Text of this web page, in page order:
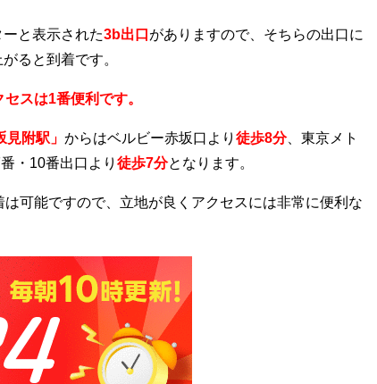
と表示された3b出口 がありますので、そちらの出口に
ると到着です。
スは1番便利です。
見附駅」 からはベルビー赤坂口より 徒歩8分、東京メト
・10番出口より 徒歩7分となります。
可能ですので、立地が良くアクセスには非常に便利な